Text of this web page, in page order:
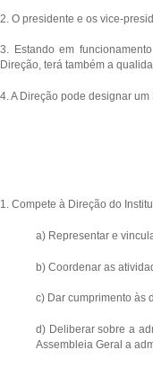
2. O presidente e os vice-
3. Estando em
Direção, terá também a
4. A Direção pode designar um
1. Compete à Direção do
a) Representar e
b) Coordenar as
c) Dar cumprimento às
d) Deliberar sobre a
Assembleia Geral a